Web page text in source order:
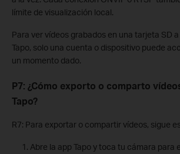
límite de visualización local.
Para ver vídeos grabados en una tarjeta SD
Tapo, solo una cuenta o dispositivo puede
un momento dado.
P7: ¿Cómo exporto o comparto
Tapo?
R7: Para exportar o compartir vídeos, sigue
Abre la app Tapo y toca tu cámara para